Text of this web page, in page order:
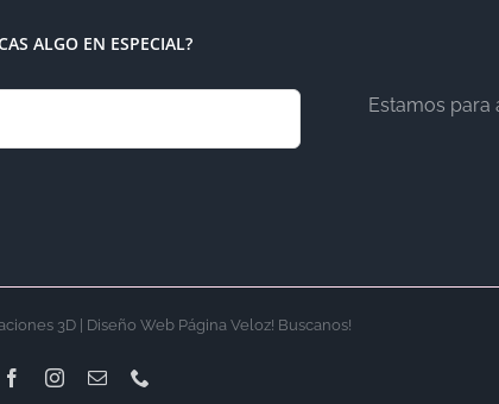
ALGO EN ESPECIAL?
Estamos
3D | Diseño Web Página Veloz! Buscanos!
FacebookInstagram
Email